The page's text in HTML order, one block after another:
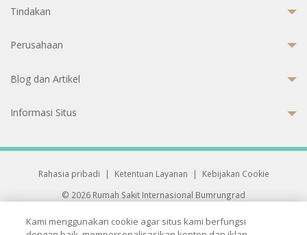
Tindakan
Perusahaan
Blog dan Artikel
Informasi Situs
Rahasia pribadi | Ketentuan Layanan |
Kebijakan Cookie
© 2026 Rumah Sakit Internasional Bumrungrad
33 Sukhumvit 3, Wattana, Bangkok 10110 Thailand.
Kami menggunakan cookie agar situs kami berfungsi